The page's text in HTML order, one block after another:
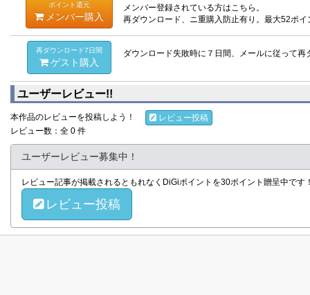
ポイント還元
メンバー購入
メンバー登録されている方はこちら。
再ダウンロード、ニ重購入防止有り。最大52ポイ
再ダウンロード7日間
ゲスト購入
ダウンロード失敗時に７日間、メールに従って再
ユーザーレビュー!!
本作品のレビューを投稿しよう！
レビュー投稿
レビュー数：全 0 件
ユーザーレビュー募集中！
レビュー記事が掲載されるともれなくDiGiポイントを30ポイント贈呈中で
レビュー投稿